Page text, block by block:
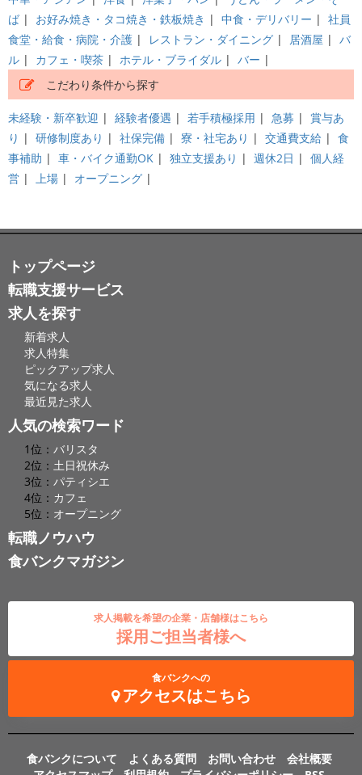
ば | お好み焼き・タコ焼き・鉄板焼き | 中食・デリバリー | 社員
食堂・給食・病院・介護 | レストラン・ダイニング | 居酒屋 | バ
ル | カフェ・喫茶 | ホテル・ブライダル | バー |
こだわり条件から探す
未経験・新卒歓迎 | 経験者優遇 | 若手積極採用 | 急募 | 賞与あ
り | 研修制度あり | 社保完備 | 寮・社宅あり | 交通費支給 | 食
事補助 | 車・バイク通勤OK | 独立支援あり | 週休2日 | 個人経
営 | 上場 | オープニング |
トップページ
転職支援サービス
求人を探す
新着求人
求人特集
ピックアップ求人
気になる求人
最近見た求人
人気の検索ワード
1位： バリスタ
2位： 土日祝休み
3位： パティシエ
4位： カフェ
5位： オープニング
転職ノウハウ
食バンクマガジン
求人掲載を希望の企業・店舗様はこちら
採用ご担当者様へ
食バンクへの
アクセスはこちら
食バンクについて よくある質問 お問い合わせ
会社概要